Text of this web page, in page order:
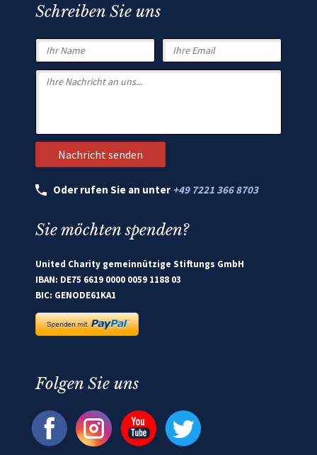
Schreiben Sie uns
Oder rufen Sie an unter +49 7221 366 8703
Sie möchten spenden?
United Charity gemeinnützige Stiftungs GmbH
IBAN: DE75 6619 0000 0059 1188 03
BIC: GENODE61KA1
Folgen Sie uns